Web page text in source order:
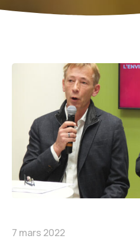
7 mars 2022